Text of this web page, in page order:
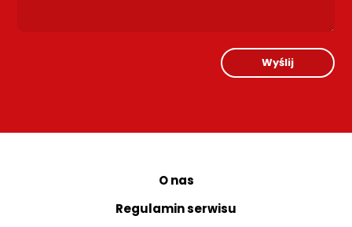
Wyślij
O nas
Regulamin serwisu